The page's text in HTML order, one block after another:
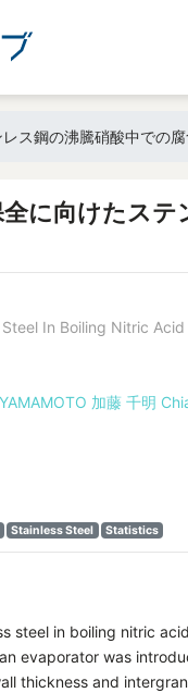
ス鋼の沸騰硝酸中での
に向けたステ
In Boiling Nitric
加藤 千明
Stainless Steel Statistics
steel in boiling nitric
evaporator was
thickness and